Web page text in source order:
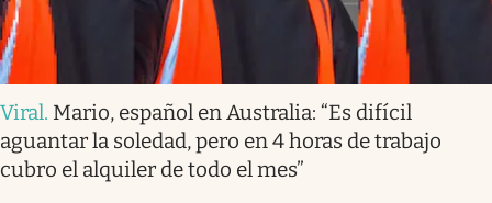
Viral. Mario, español en Australia: “Es difícil
aguantar la soledad, pero en 4 horas de trabajo
cubro el alquiler de todo el mes”